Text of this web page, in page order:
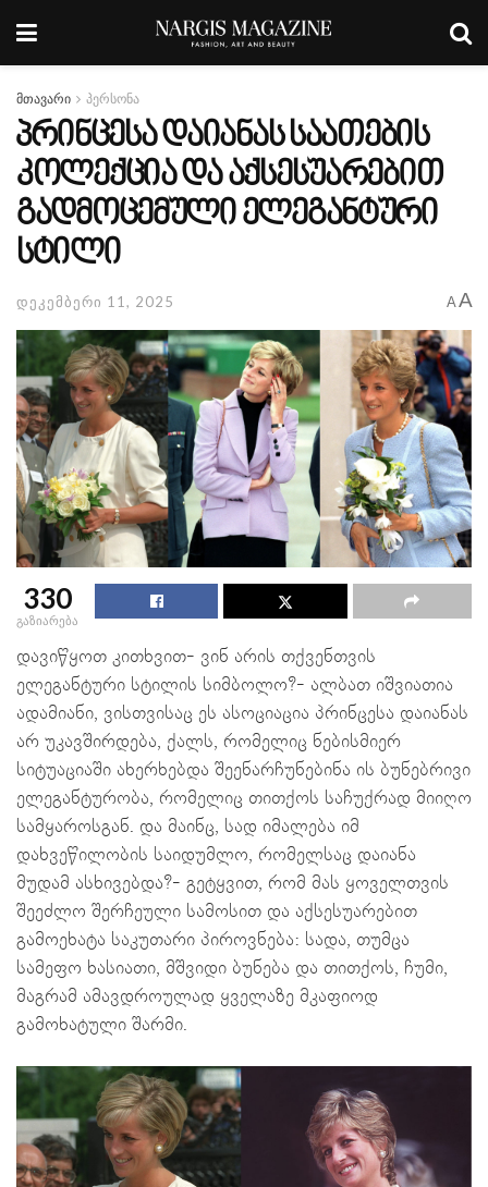
მთავარი პერსონა
⁠პრინცესა დაიანას საათების
კოლექცია და აქსესუარებით
გადმოცემული ელეგანტური
სტილი
დეკემბერი 11, 2025 A A
330
გაზიარება
დავიწყოთ კითხვით- ვინ არის თქვენთვის
ელეგანტური სტილის სიმბოლო?- ალბათ იშვიათია
ადამიანი, ვისთვისაც ეს ასოციაცია პრინცესა დაიანას
არ უკავშირდება, ქალს, რომელიც ნებისმიერ
სიტუაციაში ახერხებდა შეენარჩუნებინა ის ბუნებრივი
ელეგანტურობა, რომელიც თითქოს საჩუქრად მიიღო
სამყაროსგან. და მაინც, სად იმალება იმ
დახვეწილობის საიდუმლო, რომელსაც დაიანა
მუდამ ასხივებდა?- გეტყვით, რომ მას ყოველთვის
შეეძლო შერჩეული სამოსით და აქსესუარებით
გამოეხატა საკუთარი პიროვნება: სადა, თუმცა
სამეფო ხასიათი, მშვიდი ბუნება და თითქოს, ჩუმი,
მაგრამ ამავდროულად ყველაზე მკაფიოდ
გამოხატული შარმი.